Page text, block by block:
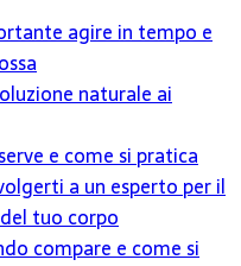
agire in tempo e
naturale ai
e come si pratica
a un esperto per il
tuo corpo
compare e come si